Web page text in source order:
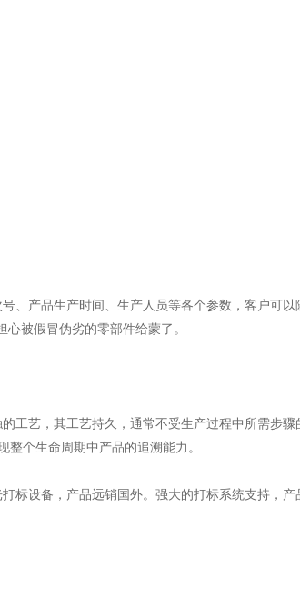
、产品生产时间、生产人员等各个参数，客户可以
被假冒伪劣的零部件给蒙了。
艺，其工艺持久，通常不受生产过程中所需步骤
个生命周期中产品的追溯能力。
标设备，产品远销国外。强大的打标系统支持，产